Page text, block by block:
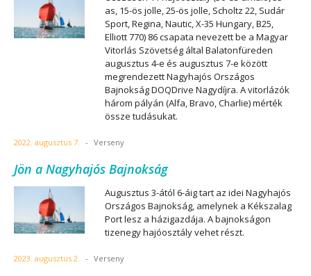
as, 15-ös jolle, 25-ös jolle, Scholtz 22, Sudár
Sport, Regina, Nautic, X-35 Hungary, B25,
Elliott 770) 86 csapata nevezett be a Magyar
Vitorlás Szövetség által Balatonfüreden
augusztus 4-e és augusztus 7-e között
megrendezett Nagyhajós Országos
Bajnokság DOQDrive Nagydíjra. A vitorlázók
három pályán (Alfa, Bravo, Charlie) mérték
össze tudásukat.
2022. augusztus 7. - Verseny
Jön a Nagyhajós Bajnokság
Augusztus 3-ától 6-áig tart az idei Nagyhajós
Országos Bajnokság, amelynek a Kékszalag
Port lesz a házigazdája. A bajnokságon
tizenegy hajóosztály vehet részt.
2023. augusztus 2. - Verseny